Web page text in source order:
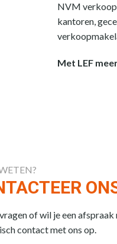
NVM
kantoren,
Met LEF
of wil je een
contact met ons op.